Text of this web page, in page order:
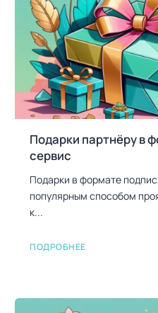
Подарки партнёру в
сервис
Подарки в формате
популярным способом
к...
ПОДРОБНЕЕ